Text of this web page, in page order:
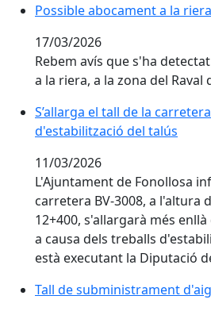
Possible abocament a la
17/03/2026
Rebem avís que s'ha
a la riera, a la zona del Raval
S’allarga el tall de la
d'estabilització del talús
11/03/2026
L'Ajuntament de Fonollosa
carretera BV-3008, a l'altura
12+400, s'allargarà més
a causa dels treballs
està executant la Diputació
Tall de subministrament